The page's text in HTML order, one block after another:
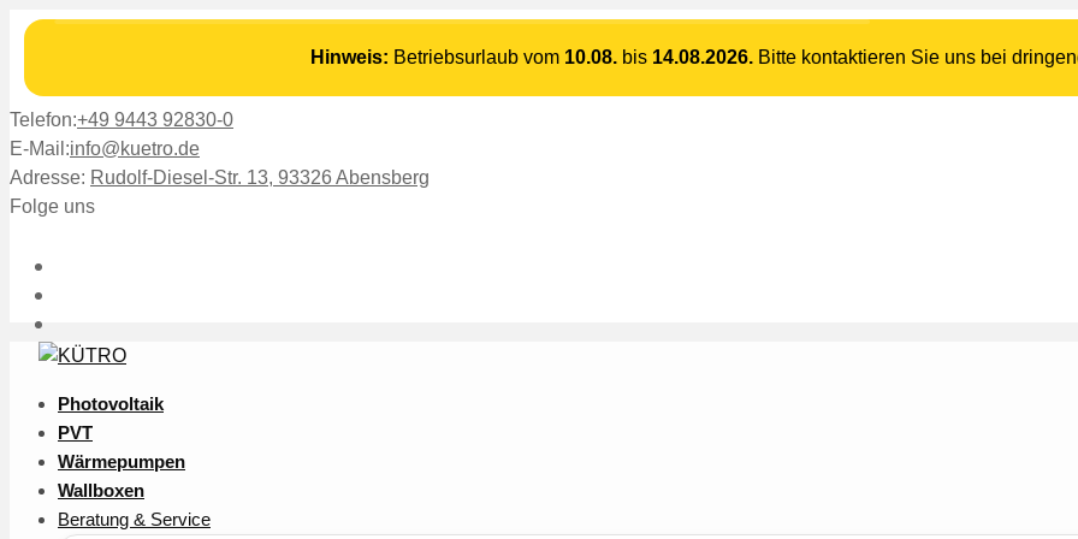
Hinweis: Betriebsurlaub vom 10.08. bis 14.08.2026. Bitte kontaktieren Sie uns bei
Telefon:+49 9443 92830-0
E-Mail:info@kuetro.de
Adresse: Rudolf-Diesel-Str. 13, 93326 Abensberg
Folge uns
Photovoltaik
PVT
Wärmepumpen
Wallboxen
Beratung & Service